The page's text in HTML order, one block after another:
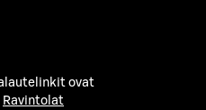
ovat
Ravintolat